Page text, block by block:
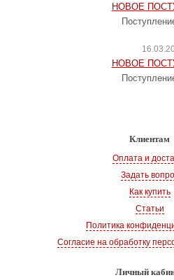
НОВОЕ
НОВОЕ
Клиентам
Оплата и
Задать
Как купить
Статьи
Политика
Согласие на обработку
Личный